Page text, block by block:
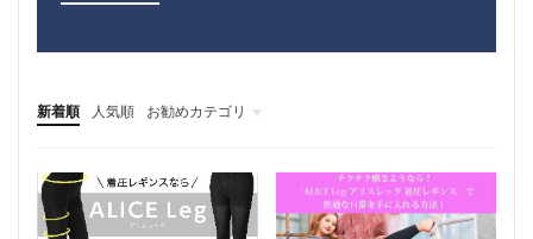
新着順 人気順
お勧めカテゴリ
メニュー1